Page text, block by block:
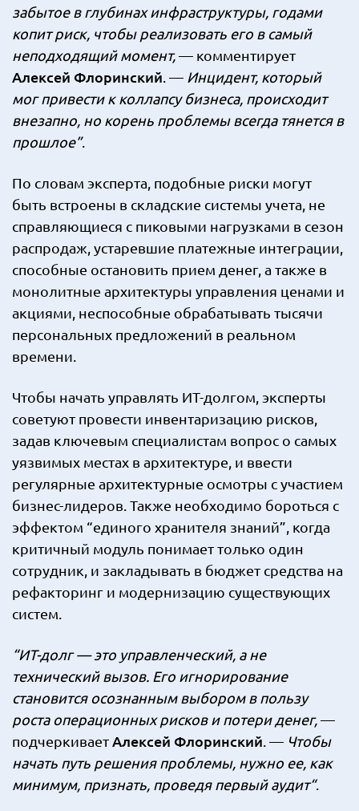
забытое в глубинах инфраструктуры, годами
копит риск, чтобы реализовать его в самый
неподходящий момент,— комментирует
Алексей Флоринский . — Инцидент, который
мог привести к коллапсу бизнеса, происходит
внезапно, но корень проблемы всегда тянется в
прошлое”.
По словам эксперта, подобные риски могут
быть встроены в складские системы учета, не
справляющиеся с пиковыми нагрузками в сезон
распродаж, устаревшие платежные интеграции,
способные остановить прием денег, а также в
монолитные архитектуры управления ценами и
акциями, неспособные обрабатывать тысячи
персональных предложений в реальном
времени.
Чтобы начать управлять ИТ-долгом, эксперты
советуют провести инвентаризацию рисков,
задав ключевым специалистам вопрос о самых
уязвимых местах в архитектуре, и ввести
регулярные архитектурные осмотры с участием
бизнес-лидеров. Также необходимо бороться с
эффектом “единого хранителя знаний”, когда
критичный модуль понимает только один
сотрудник, и закладывать в бюджет средства на
рефакторинг и модернизацию существующих
систем.
“ИТ-долг — это управленческий, а не
технический вызов. Его игнорирование
становится осознанным выбором в пользу
роста операционных рисков и потери денег, —
подчеркиваетАлексей Флоринский . — Чтобы
начать путь решения проблемы, нужно ее, как
минимум, признать, проведя первый аудит“.